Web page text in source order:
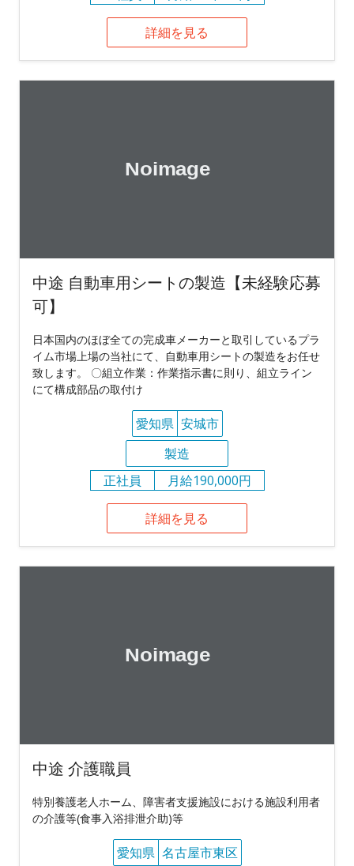
詳細を見る
中途 自動車用シートの製造【未経験応募
可】
日本国内のほぼ全ての完成車メーカーと取引しているプラ
イム市場上場の当社にて、自動車用シートの製造をお任せ
致します。 〇組立作業：作業指示書に則り、組立ライン
にて構成部品の取付け
愛知県 安城市
製造
正社員
月給190,000円
詳細を見る
中途 介護職員
特別養護老人ホーム、障害者支援施設における施設利用者
の介護等(食事入浴排泄介助)等
愛知県 名古屋市東区